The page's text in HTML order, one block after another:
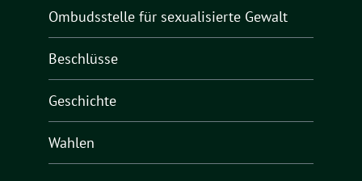
Ombudsstelle für sexualisierte Gewalt
Beschlüsse
Geschichte
Wahlen